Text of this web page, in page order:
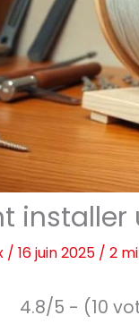
installer
/ 16 juin 2025 / 2
4.8/5 - (10